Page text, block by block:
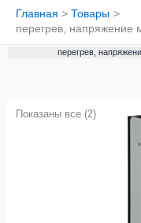
Главная
Товары
перегрев,
перегрев,
Показаны все (2)